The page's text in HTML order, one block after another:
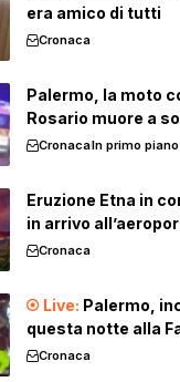
era amico di tutti
Cronaca
Palermo, la moto
Rosario muore a
CronacaIn primo piano
Eruzione Etna in
in arrivo
Cronaca
Palermo,
questa notte alla
Cronaca